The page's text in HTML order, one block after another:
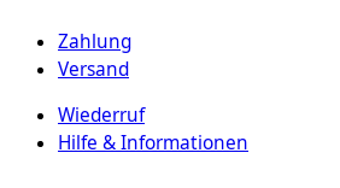
Zahlung
Versand
Wiederruf
Hilfe & Informationen